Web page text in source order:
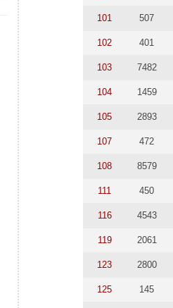
101 507
102 401
103 7482
104 1459
105 2893
107 472
108 8579
111 450
116 4543
119 2061
123 2800
125 145